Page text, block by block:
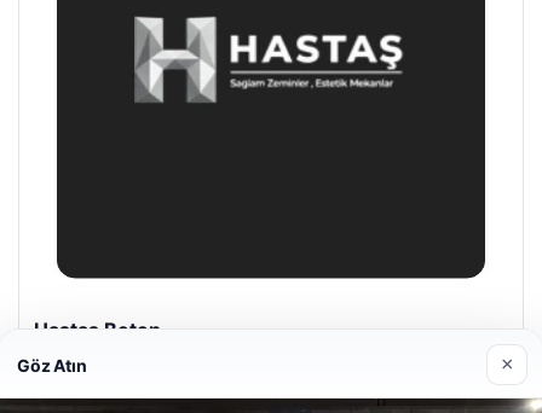
Hastaş Beton
26/05/2026
Göz Atın ×